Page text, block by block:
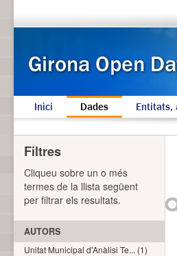
Inici Dades Entitats,
Filtres
Cliqueu sobre un o més
termes de la llista següent
per filtrar els resultats.
AUTORS
Unitat Municipal d'Anàlisi Te... (1)